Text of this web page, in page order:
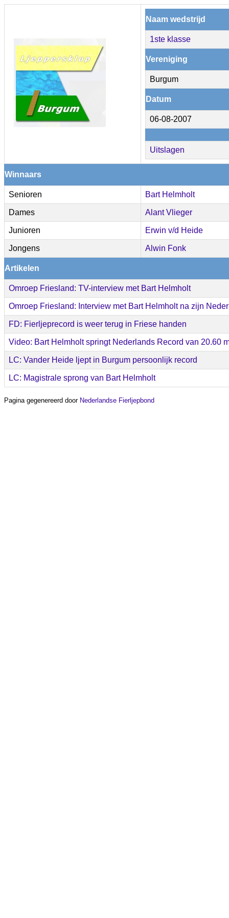
Naam wedstrijd
1ste klasse
Vereniging
Burgum
Datum
06-08-2007
Uitslagen
Winnaars
Senioren Bart Helmholt
Dames Alant Vlieger
Junioren Erwin v/d Heide
Jongens Alwin Fonk
Artikelen
Omroep Friesland: TV-interview met Bart Helmholt
Omroep Friesland: Interview met Bart Helmholt na zijn
FD: Fierljeprecord is weer terug in Friese handen
Video: Bart Helmholt springt Nederlands Record van 20.60
LC: Vander Heide ljept in Burgum persoonlijk record
LC: Magistrale sprong van Bart Helmholt
Pagina gegenereerd door Nederlandse Fierljepbond